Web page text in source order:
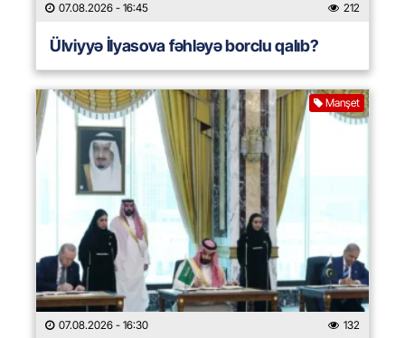
07.08.2026 - 16:45 212
Ülviyyə İlyasova fəhləyə borclu qalıb?
Manşet
07.08.2026 - 16:30 132